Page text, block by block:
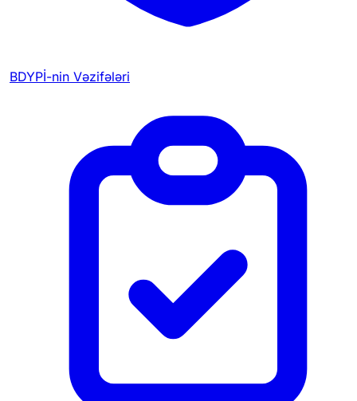
BDYPİ-nin Vəzifələri